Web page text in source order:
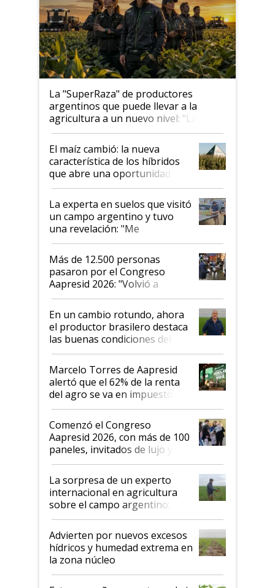
La "SuperRaza" de productores
argentinos que puede llevar a la
agricultura a un nuevo nivel: "Las
posibilidades de crecimiento son
infinitas"
El maíz cambió: la nueva
característica de los híbridos
que abre una oportunidad en
el lote
La experta en suelos que visitó
un campo argentino y tuvo
una revelación: "Me
impresionó mucho"
Más de 12.500 personas
pasaron por el Congreso
Aapresid 2026: "Volvió a
demostrar que hablar del
suelo es hablar de todo el
sistema productivo"
En un cambio rotundo, ahora
el productor brasilero destaca
las buenas condiciones del
agro argentino para invertir:
"Los veo más motivados"
Marcelo Torres de Aapresid
alertó que el 62% de la renta
del agro se va en impuestos:
"No es bueno que en
Argentina se sigan discutiendo
las mismas cosas de hace 50
años"
Comenzó el Congreso
Aapresid 2026, con más de 100
paneles, invitados de lujo y
todas las tendencias
La sorpresa de un experto
internacional en agricultura
sobre el campo argentino:
"Estoy muy impresionado"
Advierten por nuevos excesos
hídricos y humedad extrema en
la zona núcleo